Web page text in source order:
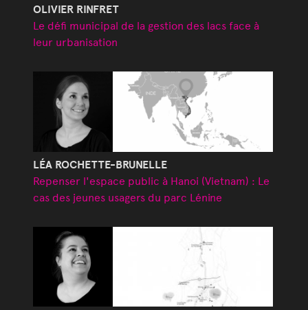
OLIVIER RINFRET
Le défi municipal de la gestion des lacs face à
leur urbanisation
LÉA ROCHETTE-BRUNELLE
Repenser l'espace public à Hanoi (Vietnam) : Le
cas des jeunes usagers du parc Lénine